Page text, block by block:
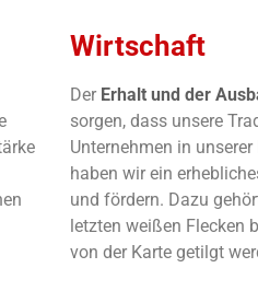
Wirtschaft
Der Erhalt und der
sorgen, dass unsere
Unternehmen in
haben wir ein
und fördern. Dazu
letzten weißen Flecken
von der Karte getilgt